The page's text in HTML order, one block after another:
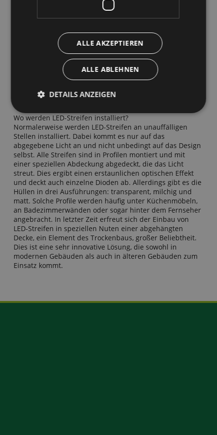
Warmweiße LED-Streifen sind definitiv die beste Form,
diese Farbbeleuchtung in Häusern oder Wohnungen
Beleuchtung und es empfiehlt sich, sie während einer
Ruhepause oder abendlichen Entspannung vor dem
Fernseher einzuschalten. Bei anderen Tätigkeiten in
einem bestimmten Raum lohnt es sich jedoch immer, eine
Grundbeleuchtung mit einer kälteren Farbe zu
verwenden. Auf diese Weise entsteht Abwechslung im
Raum und jeder, der sich darin aufhält, wird sich nicht
Wo werden LED-Streifen installiert?
Normalerweise werden LED-Streifen an unauffälligen
Stellen installiert. Dabei kommt es nur auf das
abgegebene Licht an und nicht unbedingt auf das Design
selbst. Alle Streifen sind in Profilen montiert und mit
einer speziellen Abdeckung abgedeckt, die das Licht
streut. Dies ergibt einen erstaunlichen optischen Effekt
und deckt auch einzelne Dioden ab. Allerdings gibt es die
Hüllen in drei Ausführungen: transparent, milchig und
matt. Solche Profile werden häufig unter Küchenmöbeln,
an Badezimmerwänden oder sogar hinter dem Fernseher
angebracht. In letzter Zeit erfreut sich der Einbau von
LED-Streifen in speziellen Nuten einer abgehängten
Decke, ein Element des Trockenbaus, großer Beliebtheit.
Dies ist eine sehr innovative Lösung, die sowohl in
modernen Gebäuden als auch in älteren Gebäuden zum
Einsatz kommt.
ALLE AKZEPTIEREN
ALLE ABLEHNEN
DETAILS ANZEIGEN